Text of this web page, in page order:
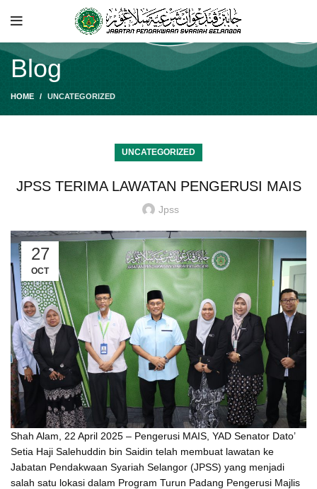
Blog
HOME UNCATEGORIZED
UNCATEGORIZED
JPSS TERIMA LAWATAN PENGERUSI MAIS
Jpss
27
OCT
Shah Alam, 22 April 2025 – Pengerusi MAIS, YAD Senator Dato’
Setia Haji Salehuddin bin Saidin telah membuat lawatan ke
Jabatan Pendakwaan Syariah Selangor (JPSS) yang menjadi
salah satu lokasi dalam Program Turun Padang Pengerusi Majlis